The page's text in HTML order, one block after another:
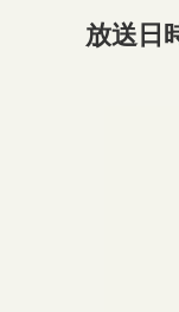
放送日